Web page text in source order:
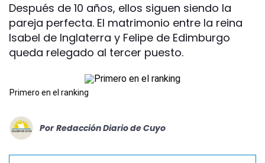
Después de 10 años, ellos siguen siendo la
pareja perfecta. El matrimonio entre la reina
Isabel de Inglaterra y Felipe de Edimburgo
queda relegado al tercer puesto.
Primero en el ranking
Por Redacción Diario de Cuyo